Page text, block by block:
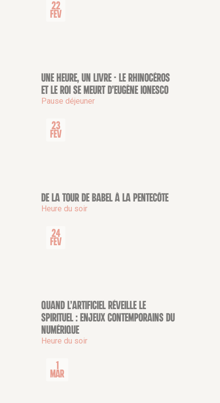
22
Fév
CONFÉRENCE
Une heure, un livre - Le Rhinocéros
et Le Roi se meurt d’Eugène Ionesco
Pause déjeuner
23
Fév
CONFÉRENCE
De la Tour de Babel à la Pentecôte
Heure du soir
24
Fév
CONFÉRENCE
Quand l’artificiel réveille le
spirituel : enjeux contemporains du
numérique
Heure du soir
1
Mar